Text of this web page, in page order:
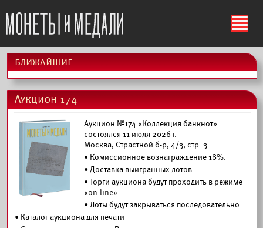
ś
ближайшие
Аукцион 174
Аукцион №174 «Коллекция банкнот»
состоялся 11 июля 2026 г.
Москва, Страстной б-р, 4/3, стр. 3
• Комиссионное вознаграждение 18%.
• Доставка выигранных лотов.
• Торги аукциона будут проходить в режиме
«on-line»
• Лоты будут закрываться последовательно
• Каталог аукциона для печати